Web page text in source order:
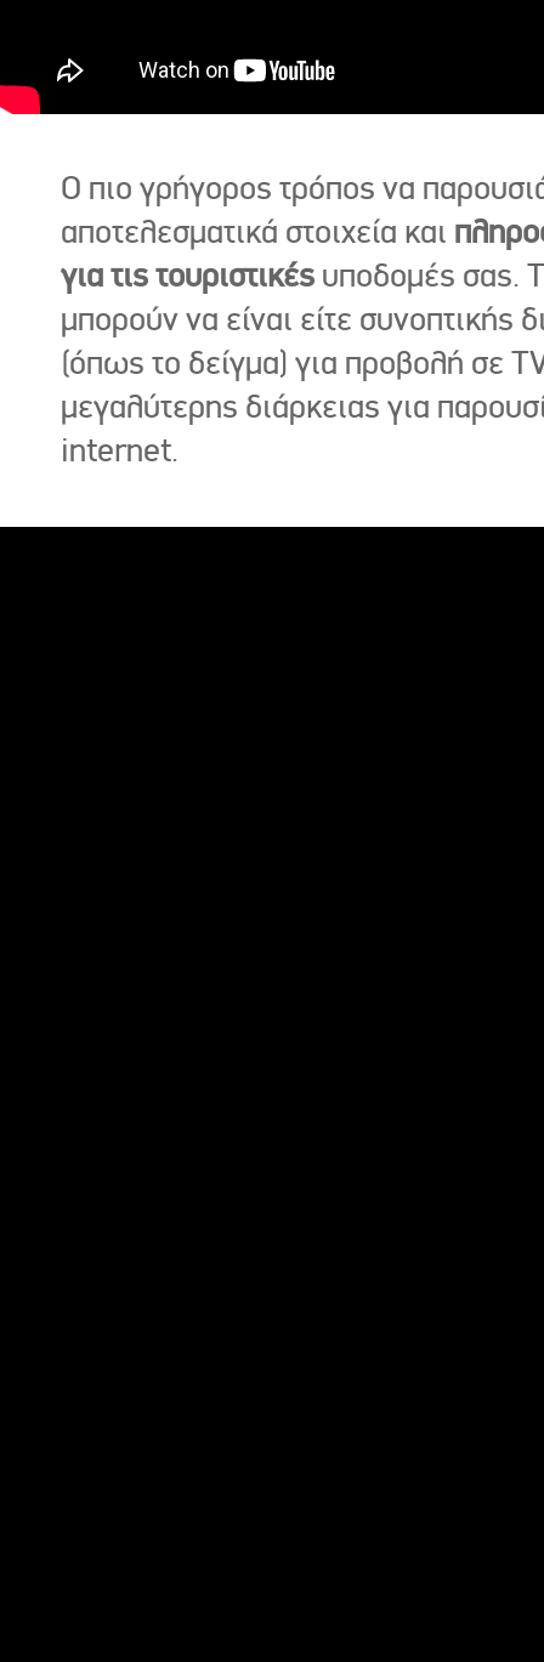
Ο πιο γρήγορος τρόπος να
αποτελεσματικά στοιχεία και
για τις τουριστικές υποδομές σας.
μπορούν να είναι είτε συνοπτικής
(όπως το δείγμα) για προβολή σε
μεγαλύτερης διάρκειας για
internet.